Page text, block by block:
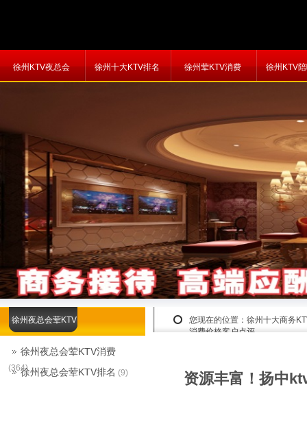
徐州KTV夜总会 徐州十大KTV排名 徐州荤KTV消费 徐州KTV
您现在的位置： 徐州十大商务
消费价格客户点评
资源丰富！扬中
徐州夜总会荤KTV
徐州夜总会荤KTV消费
(364)徐州夜总会荤KTV排名 (9)